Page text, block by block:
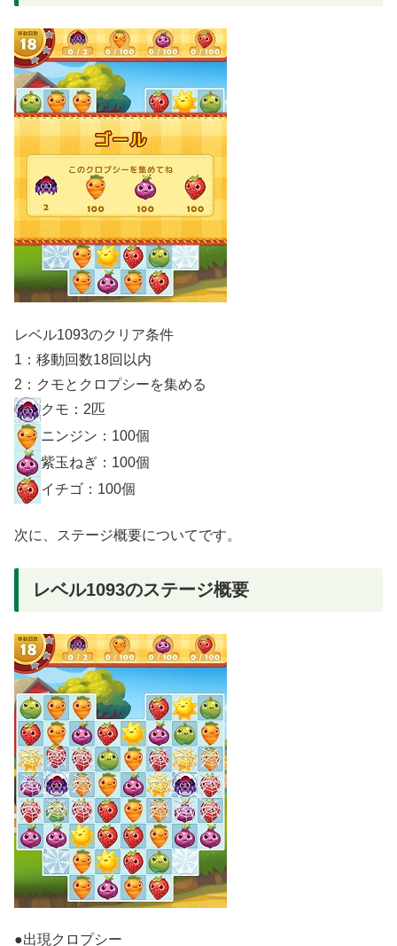
レベル1093のクリア条件
1：移動回数18回以内
2：クモとクロプシーを集める
クモ：2匹
ニンジン：100個
紫玉ねぎ：100個
イチゴ：100個
次に、ステージ概要についてです。
レベル1093のステージ概要
●出現クロプシー